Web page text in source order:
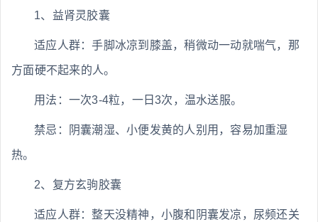
1、益肾灵胶囊
适应人群：手脚冰凉到膝盖，稍微动一动就喘气，那
方面硬不起来的人。
用法：一次3-4粒，一日3次，温水送服。
禁忌：阴囊潮湿、小便发黄的人别用，容易加重湿
热。
2、复方玄驹胶囊
适应人群：整天没精神，小腹和阴囊发凉，尿频还关